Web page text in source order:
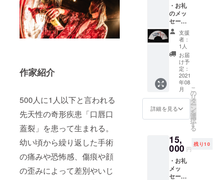
作家紹介
500人に1人以下と言われる
先天性の奇形疾患「口唇口
蓋裂」を患って生まれる。
幼い頃から繰り返した手術
の痛みや恐怖感、傷痕や顔
の歪みによって差別やいじ
・お礼
のメッ
セージ
（手書
き） ・
オリジ
ナル図
柄京和
紙扇子
「海神-
wadats
umi」
・サイ
ン入り
ポスト
カード
種) ・限
定公開
個展会
場映像
URL
支援
者：
1人
お届
け予
定：
2021
年08
月
詳細を見る
こ
の
リ
タ
ー
ン
を
選
択
す
る
15,
000 円
残り10
・お礼
メッ
セージ